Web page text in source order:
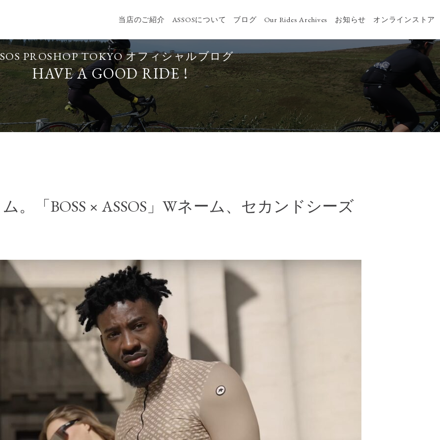
当店のご紹介 ASSOSについて ブログ Our Rides Archives お知らせ オンラインストア
PROSHOP TOKYOオフィシャルブログ
HAVE A GOOD RIDE !
。「BOSS × ASSOS」Wネーム、セカンドシーズ